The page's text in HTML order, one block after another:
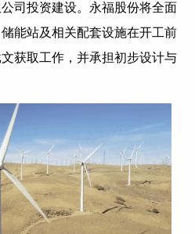
司投资建设。永福股份将全面
能站及相关配套设施在开工前
获取工作，并承担初步设计与